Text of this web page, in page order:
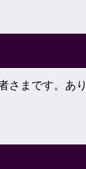
さまです。あ